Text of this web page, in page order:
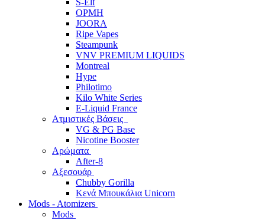
S-Elf
OPMH
JOORA
Ripe Vapes
Steampunk
VNV PREMIUM LIQUIDS
Montreal
Hype
Philotimo
Kilo White Series
E-Liquid France
Ατμιστικές Βάσεις
VG & PG Base
Nicotine Booster
Αρώματα
After-8
Αξεσουάρ
Chubby Gorilla
Κενά Μπουκάλια Unicorn
Mods - Atomizers
Mods